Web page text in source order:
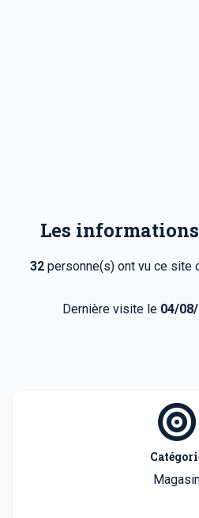
Les
32 personne(s) ont vu ce site
Dernière visite le 04/